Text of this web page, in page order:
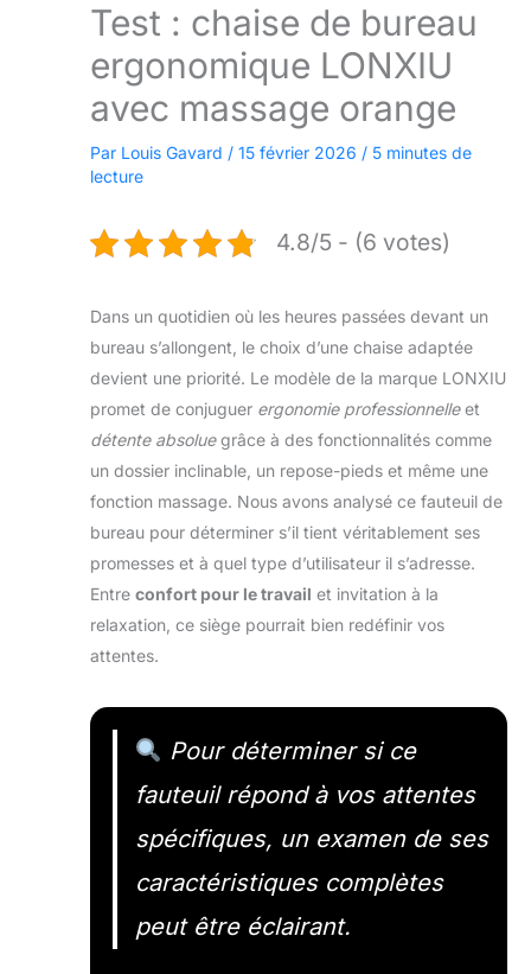
Test : chaise de bureau
ergonomique LONXIU
avec massage orange
Par Louis Gavard / 15 février 2026 / 5 minutes de
lecture
4.8/5 - (6 votes)
Dans un quotidien où les heures passées devant un
bureau s’allongent, le choix d’une chaise adaptée
devient une priorité. Le modèle de la marque LONXIU
promet de conjuguer ergonomie professionnelleet
détente absoluegrâce à des fonctionnalités comme
un dossier inclinable, un repose-pieds et même une
fonction massage. Nous avons analysé ce fauteuil de
bureau pour déterminer s’il tient véritablement ses
promesses et à quel type d’utilisateur il s’adresse.
Entre confort pour le travail et invitation à la
relaxation, ce siège pourrait bien redéfinir vos
attentes.
Pour déterminer si ce
fauteuil répond à vos attentes
spécifiques, un examen de ses
caractéristiques complètes
peut être éclairant.